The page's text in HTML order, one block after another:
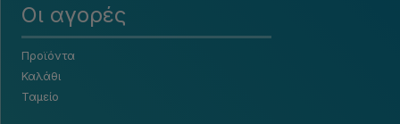
Οι αγορές
Προϊόντα
Καλάθι
Ταμείο